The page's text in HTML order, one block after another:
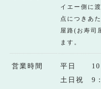
イエー側に
点につきあ
屋路(お寿司
ます。
営業時間
平日 10
土日祝 9